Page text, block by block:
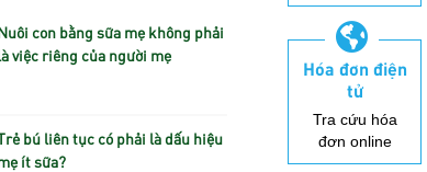
con bằng sữa mẹ không phải
việc riêng của người mẹ
bú liên tục có phải là dấu hiệu
ít sữa?
Hóa đơn điện
tử
Tra cứu hóa
đơn online